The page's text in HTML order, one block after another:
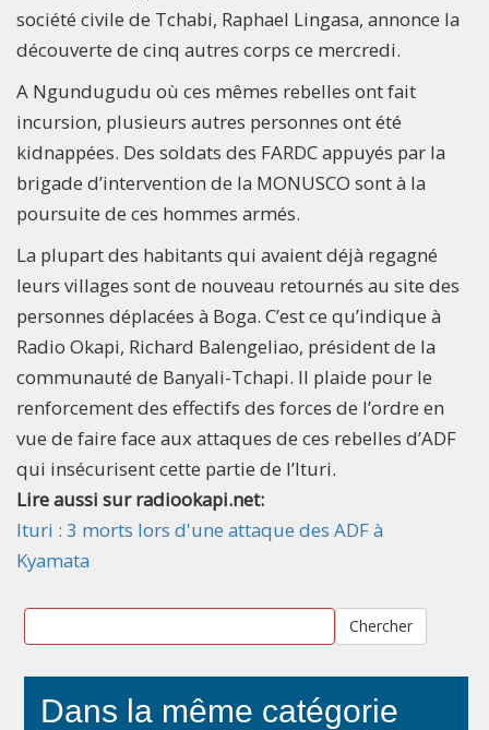
société civile de Tchabi, Raphael Lingasa, annonce la
découverte de cinq autres corps ce mercredi.
A Ngundugudu où ces mêmes rebelles ont fait
incursion, plusieurs autres personnes ont été
kidnappées. Des soldats des FARDC appuyés par la
brigade d’intervention de la MONUSCO sont à la
poursuite de ces hommes armés.
La plupart des habitants qui avaient déjà regagné
leurs villages sont de nouveau retournés au site des
personnes déplacées à Boga. C’est ce qu’indique à
Radio Okapi, Richard Balengeliao, président de la
communauté de Banyali-Tchapi. Il plaide pour le
renforcement des effectifs des forces de l’ordre en
vue de faire face aux attaques de ces rebelles d’ADF
qui insécurisent cette partie de l’Ituri.
Lire aussi sur radiookapi.net:
Ituri : 3 morts lors d'une attaque des ADF à
Kyamata
Chercher
Dans la même catégorie